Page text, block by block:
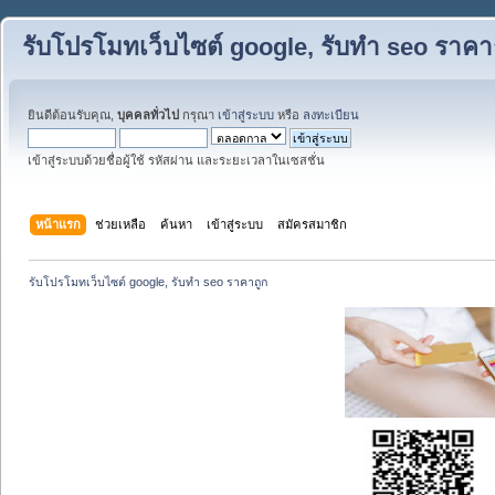
รับโปรโมทเว็บไซต์ google, รับทำ seo ราค
ยินดีต้อนรับคุณ, บุคคลทั่วไป กรุณา เข้าสู่ระบบ หรือ ลงทะเบียน
เข้าสู่ระบบด้วยชื่อผู้ใช้ รหัสผ่าน และระยะเวลาในเซสชั่น
หน้าแรก ช่วยเหลือ ค้นหา เข้าสู่ระบบ สมัครสมาชิก
รับโปรโมทเว็บไซต์ google, รับทำ seo ราคาถูก